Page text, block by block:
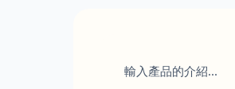
輸入產品的介紹...